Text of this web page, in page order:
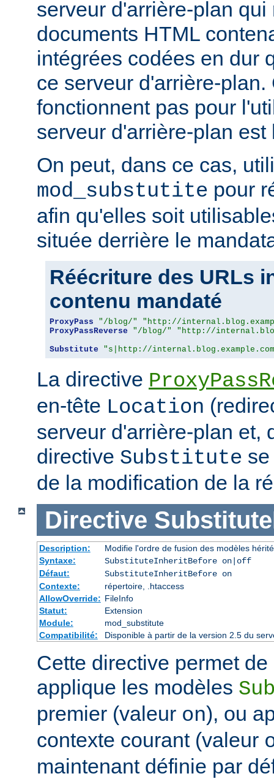
serveur d'arrière-plan qui
documents HTML
intégrées codées en dur
ce serveur d'arrière-
fonctionnent pas pour
serveur d'arrière-plan est
On peut, dans ce cas,
mod_substutite pour
afin qu'elles soit
située derrière le
Réécriture des URLs
contenu mandaté
ProxyPass "/blog/"
"http://
ProxyPassReverse
"/blog/"
"http://
Substitute
"s|http://
La directive
en-tête Location
serveur d'arrière-plan et,
directive Substitute
de la modification de la
Directive
Description:
Modifie l'ordre de fusion des modèles
Syntaxe:
SubstituteInheritBefore on|off
Défaut:
SubstituteInheritBefore on
Contexte:
répertoire, .htaccess
AllowOverride: FileInfo
Statut:
Extension
Module:
mod_substitute
Compatibilité:
Disponible à partir de la version 2.5 du
Cette directive permet
applique les modèles
premier (valeur on), ou
contexte courant (valeur
maintenant définie par